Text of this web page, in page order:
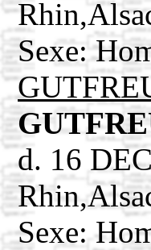
Sexe:
d. 16
Sexe: